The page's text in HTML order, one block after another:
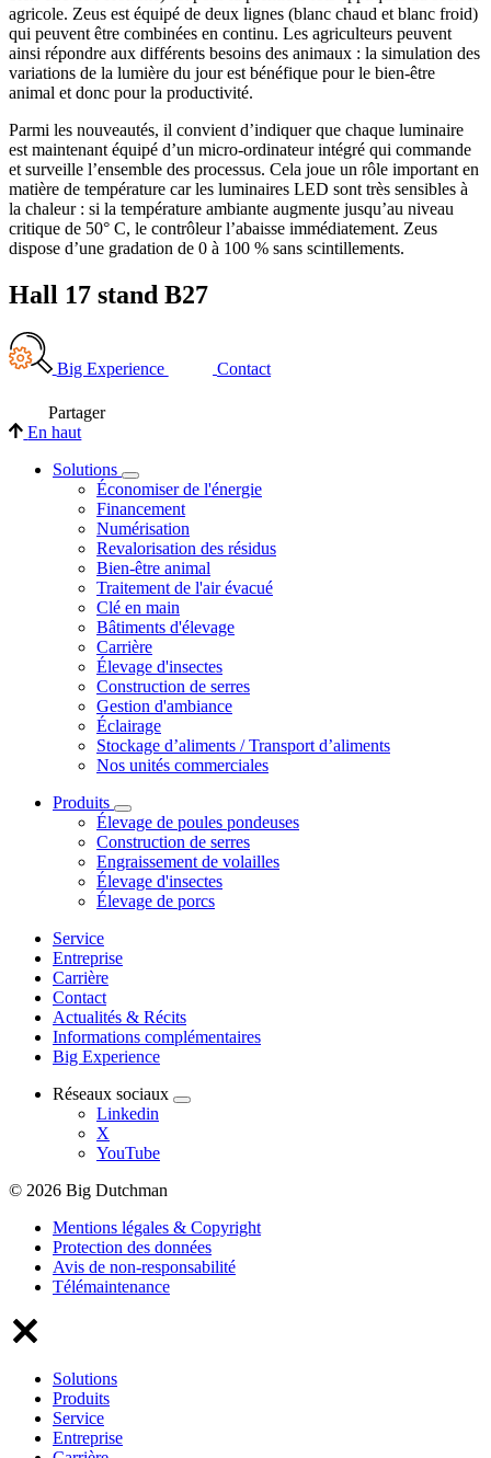
agricole. Zeus est équipé de deux lignes (blanc chaud et blanc froid)
qui peuvent être combinées en continu. Les agriculteurs peuvent
ainsi répondre aux différents besoins des animaux : la simulation des
variations de la lumière du jour est bénéfique pour le bien-être
animal et donc pour la productivité.
Parmi les nouveautés, il convient d’indiquer que chaque luminaire
est maintenant équipé d’un micro-ordinateur intégré qui commande
et surveille l’ensemble des processus. Cela joue un rôle important en
matière de température car les luminaires LED sont très sensibles à
la chaleur : si la température ambiante augmente jusqu’au niveau
critique de 50° C, le contrôleur l’abaisse immédiatement. Zeus
dispose d’une gradation de 0 à 100 % sans scintillements.
Hall 17 stand B27
Big Experience Contact
Partager
En haut
Solutions
Économiser de l'énergie
Financement
Numérisation
Revalorisation des résidus
Bien-être animal
Traitement de l'air évacué
Clé en main
Bâtiments d'élevage
Carrière
Élevage d'insectes
Construction de serres
Gestion d'ambiance
Éclairage
Stockage d’aliments / Transport d’aliments
Nos unités commerciales
Produits
Élevage de poules pondeuses
Construction de serres
Engraissement de volailles
Élevage d'insectes
Élevage de porcs
Service
Entreprise
Carrière
Contact
Actualités & Récits
Informations complémentaires
Big Experience
Réseaux sociaux
Linkedin
X
YouTube
© 2026 Big Dutchman
Mentions légales & Copyright
Protection des données
Avis de non-responsabilité
Télémaintenance
Solutions
Produits
Service
Entreprise